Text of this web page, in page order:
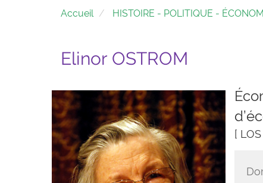
Accueil HISTOIRE - POLITIQUE -
Elinor OSTROM
[